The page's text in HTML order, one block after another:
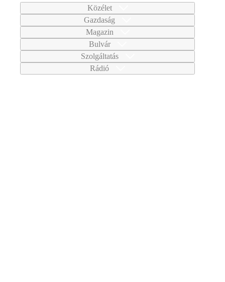
Közélet
Gazdaság
Magazin
Bulvár
Szolgáltatás
Rádió